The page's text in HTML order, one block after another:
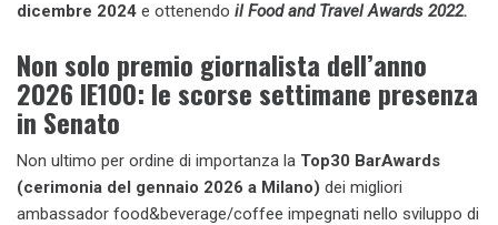
dicembre 2024 e ottenendo il Food and Travel Awards 2022.
Non solo premio giornalista dell’anno
2026 IE100: le scorse settimane presenza
in Senato
Non ultimo per ordine di importanza la Top30 BarAwards
(cerimonia del gennaio 2026 a Milano) dei migliori
ambassador food&beverage/coffee impegnati nello sviluppo di